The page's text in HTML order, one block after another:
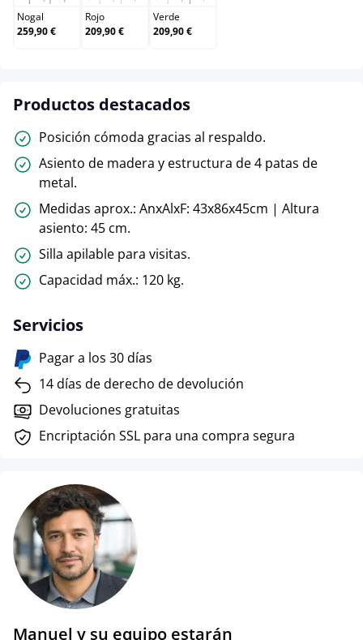
Nogal
259,90 €
Rojo
209,90 €
Verde
209,90 €
Productos destacados
Posición cómoda gracias al respaldo.
Asiento de madera y estructura de 4 patas de
metal.
Medidas aprox.: AnxAlxF: 43x86x45cm | Altura
asiento: 45 cm.
Silla apilable para visitas.
Capacidad máx.: 120 kg.
Servicios
Pagar a los 30 días
14 días de derecho de devolución
Devoluciones gratuitas
Encriptación SSL para una compra segura
Manuel y su equipo estarán